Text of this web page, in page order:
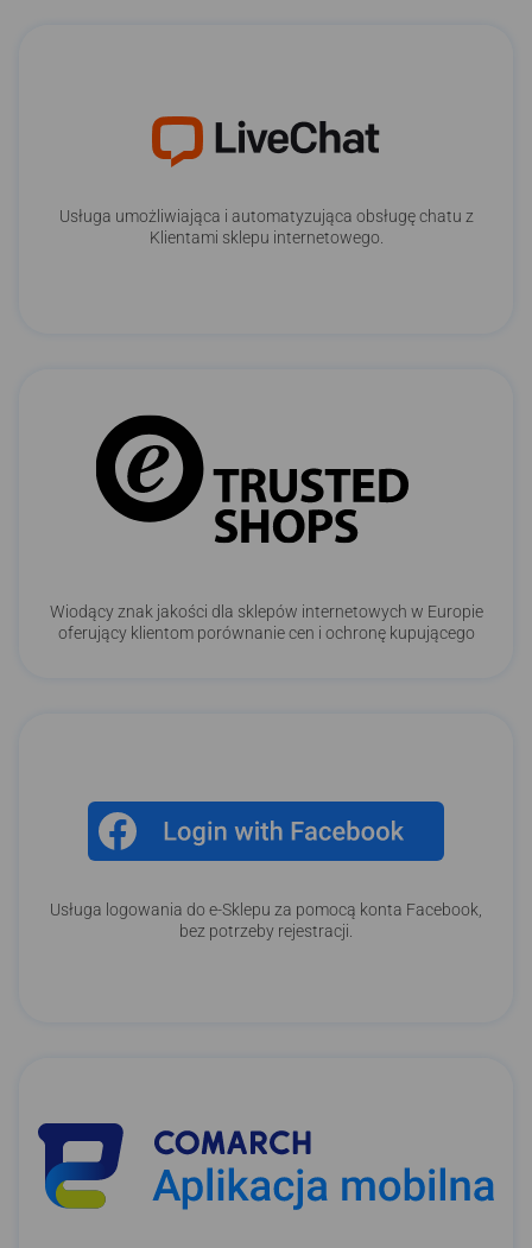
Usługa umożliwiająca i automatyzująca obsługę chatu z
Klientami sklepu internetowego.
Wiodący znak jakości dla sklepów internetowych w Europie
oferujący klientom porównanie cen i ochronę kupującego
Usługa logowania do e-Sklepu za pomocą konta Facebook,
bez potrzeby rejestracji.